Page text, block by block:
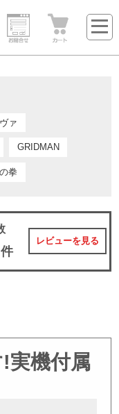
ァ
GRIDMAN
拳
件
レビューを見る
実機付属